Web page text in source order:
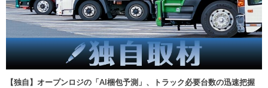
【独自】オープンロジの「AI梱包予測」、トラック必要台数の迅速把握